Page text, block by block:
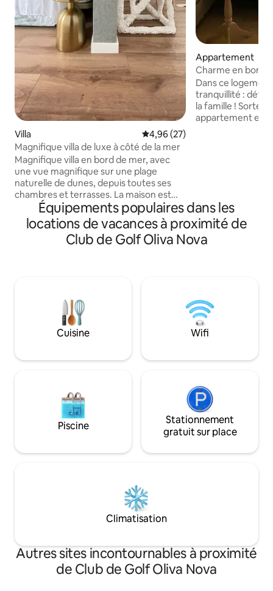
Villa Évaluation moyenne sur la
4,96 (27)
Magnifique villa de luxe à côté de la mer
Magnifique villa en bord de mer, avec
une vue magnifique sur une plage
naturelle de dunes, depuis toutes ses
chambres et terrasses. La maison est
récemment rénovée. Il se compose de
trois chambres doubles toutes avec salle
de bains. Elle dispose également de sa
propre piscine avec traitement au sel,
l'équitation ou des sports nautiques,
c'est le meilleur que vous trouverez à
Oliva Nova Golf. Enregistrement : VT-
Appartement
Charme en bord
Dans ce
tranquillité :
la famille ! Sortez
appartement et
wi-fi, lave linge et
les chambres et
terrasse privée
détendre l'après-
Équipements populaires dans les
locations de vacances à proximité de
Club de Golf Oliva Nova
Cuisine Wifi
Piscine
Stationnement
gratuit sur place
Climatisation
Autres sites incontournables à proximité
de Club de Golf Oliva Nova